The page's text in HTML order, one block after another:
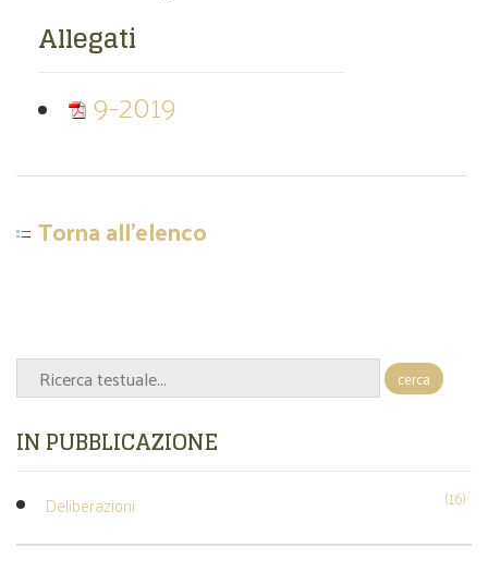
Allegati
9-2019
Torna all'elenco
cerca
IN PUBBLICAZIONE
Deliberazioni (16)